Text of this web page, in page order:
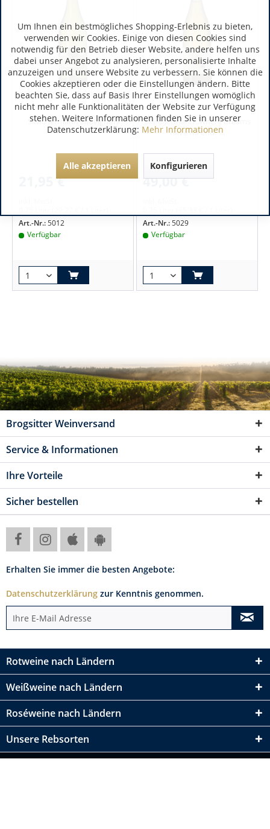
Friaul | Italien
Silvio Jermann Sauvignon
21,95 €
Art.-Nr.:5012
Verfügbar
Friaul | Italien
Silvio Jermann „where dreams
have no end.“...
49,00 €
Art.-Nr.:5029
Verfügbar
Brogsitter Weinversand
Service & Informationen
Ihre Vorteile
Sicher bestellen
Erhalten Sie immer die besten Angebote:
Datenschutzerklärung zur Kenntnis genommen.
Rotweine nach Ländern
Weißweine nach Ländern
Roséweine nach Ländern
Unsere Rebsorten
Um Ihnen ein bestmögliches Shopping-Erlebnis zu bieten,
verwenden wir Cookies. Einige von diesen Cookies sind
notwendig für den Betrieb dieser Website, andere helfen uns
dabei unser Angebot zu analysieren, personalisierte Inhalte
anzuzeigen und unsere Website zu verbessern. Sie können die
Cookies akzeptieren oder die Einstellungen ändern. Bitte
beachten Sie, dass auf Basis Ihrer Einstellungen womöglich
nicht mehr alle Funktionalitäten der Website zur Verfügung
stehen. Weitere Informationen finden Sie in unserer
Datenschutzerklärung: Mehr Informationen
Alle akzeptieren Konfigurieren